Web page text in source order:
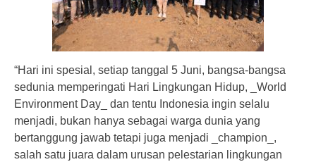
“Hari ini spesial, setiap tanggal 5 Juni, bangsa-bangsa
sedunia memperingati Hari Lingkungan Hidup, _World
Environment Day_ dan tentu Indonesia ingin selalu
menjadi, bukan hanya sebagai warga dunia yang
bertanggung jawab tetapi juga menjadi _champion_,
salah satu juara dalam urusan pelestarian lingkungan